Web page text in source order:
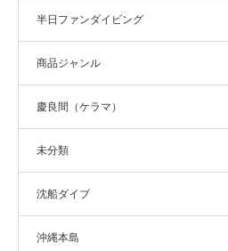
半日ファンダイビング
商品ジャンル
慶良間（ケラマ）
未分類
沈船ダイブ
沖縄本島